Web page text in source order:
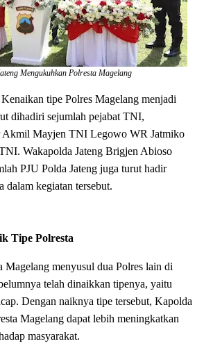
Mengukuhkan Polresta Magelang
tipe Polres Magelang menjadi
dihadiri sejumlah pejabat TNI,
Akmil Mayjen TNI Legowo WR Jatmiko
Wakapolda Jateng Brigjen Abioso
PJU Polda Jateng juga turut hadir
dalam kegiatan tersebut.
Tipe Polresta
Magelang menyusul dua Polres lain di
telah dinaikkan tipenya, yaitu
Dengan naiknya tipe tersebut, Kapolda
Magelang dapat lebih meningkatkan
masyarakat.